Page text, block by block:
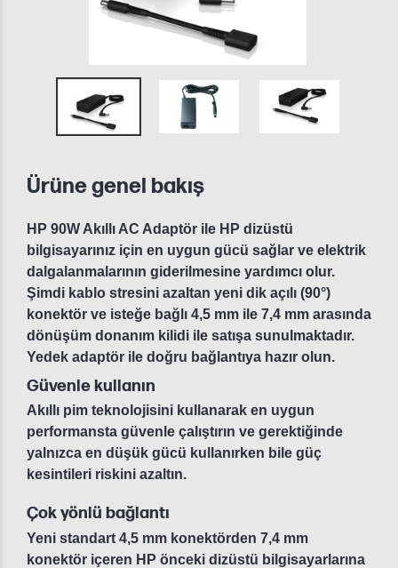
Ürüne genel bakış
HP 90W Akıllı AC Adaptör ile HP dizüstü
bilgisayarınız için en uygun gücü sağlar ve elektrik
dalgalanmalarının giderilmesine yardımcı olur.
Şimdi kablo stresini azaltan yeni dik açılı (90°)
konektör ve isteğe bağlı 4,5 mm ile 7,4 mm arasında
dönüşüm donanım kilidi ile satışa sunulmaktadır.
Yedek adaptör ile doğru bağlantıya hazır olun.
Güvenle kullanın
Akıllı pim teknolojisini kullanarak en uygun
performansta güvenle çalıştırın ve gerektiğinde
yalnızca en düşük gücü kullanırken bile güç
kesintileri riskini azaltın.
Çok yönlü bağlantı
Yeni standart 4,5 mm konektörden 7,4 mm
konektör içeren HP önceki dizüstü bilgisayarlarına